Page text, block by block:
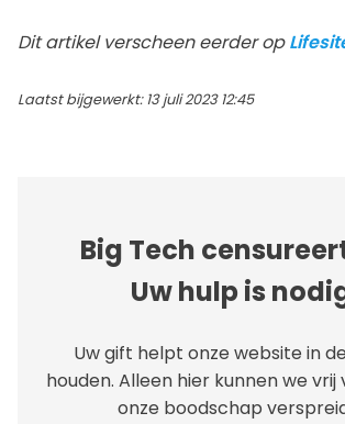
Dit artikel verscheen eerder op
Laatst bijgewerkt: 13 juli 2023 12:45
Big Tech
Uw hulp is
Uw gift helpt onze website in
houden. Alleen hier kunnen we vrij
onze boodschap